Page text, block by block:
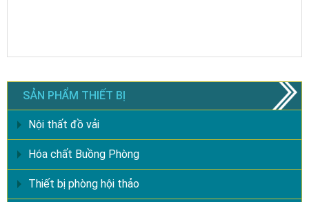
SẢN PHẨM THIẾT BỊ
Nội thất đồ vải
Hóa chất Buồng Phòng
Thiết bị phòng hội thảo